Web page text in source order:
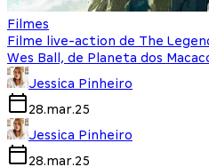
Filmes
Filme live-action de The
Wes Ball, de Planeta dos
Jessica Pinheiro
28.mar.25
Jessica Pinheiro
28.mar.25